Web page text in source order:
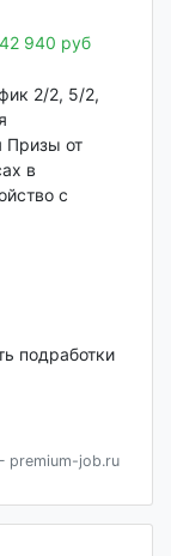
940 руб
2/2, 5/2,
Призы от
в
c
пoдработки
premium-job.ru